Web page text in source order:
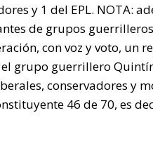
y 1 del EPL. NOTA:
de grupos
con voz y voto, un
grupo guerrillero
conservadores y
46 de 70, es